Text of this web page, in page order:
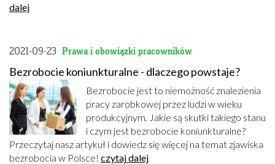
dalej
2021-09-23 Prawa i obowiązki pracowników
Bezrobocie koniunkturalne - dlaczego powstaje?
Bezrobocie jest to niemożność znalezienia
pracy zarobkowej przez ludzi w wieku
produkcyjnym. Jakie są skutki takiego stanu
i czym jest bezrobocie koniunkturalne?
Przeczytaj nasz artykuł i dowiedz się więcej na temat zjawiska
bezrobocia w Polsce! czytaj dalej